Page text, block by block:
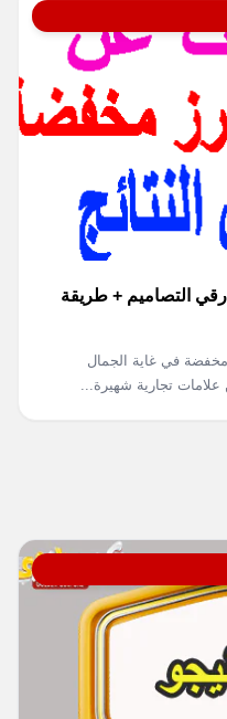
التصاميم + طريقة
في غاية الجمال
تجارية شهيرة...